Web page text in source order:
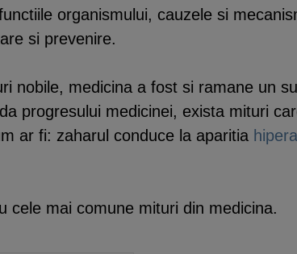
organismului, cauzele si
si prevenire.
nobile, medicina a fost si ramane un
progresului medicinei, exista mituri
ar fi: zaharul conduce la aparitia
cele mai comune mituri din medicina.